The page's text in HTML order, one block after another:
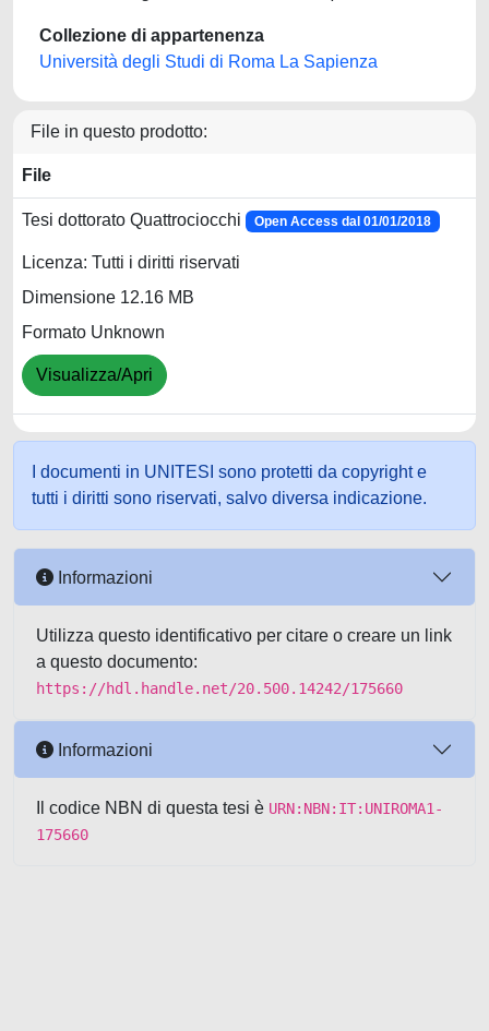
Collezione di appartenenza
Università degli Studi di Roma La Sapienza
File in questo prodotto:
File
Tesi dottorato Quattrociocchi Open Access dal 01/01/2018
Licenza: Tutti i diritti riservati
Dimensione 12.16 MB
Formato Unknown
Visualizza/Apri
I documenti in UNITESI sono protetti da copyright e
tutti i diritti sono riservati, salvo diversa indicazione.
Informazioni
Utilizza questo identificativo per citare o creare un link
a questo documento:
https://hdl.handle.net/20.500.14242/175660
Informazioni
Il codice NBN di questa tesi è URN:NBN:IT:UNIROMA1-
175660